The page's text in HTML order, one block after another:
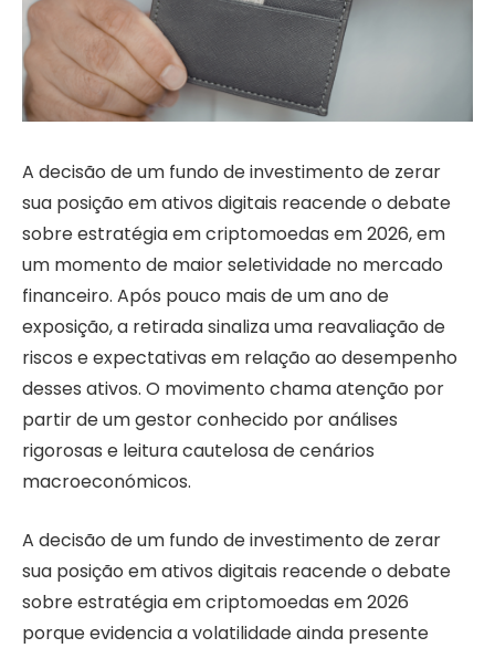
A decisão de um fundo de investimento de zerar
sua posição em ativos digitais reacende o debate
sobre estratégia em criptomoedas em 2026, em
um momento de maior seletividade no mercado
financeiro. Após pouco mais de um ano de
exposição, a retirada sinaliza uma reavaliação de
riscos e expectativas em relação ao desempenho
desses ativos. O movimento chama atenção por
partir de um gestor conhecido por análises
rigorosas e leitura cautelosa de cenários
macroeconómicos.
A decisão de um fundo de investimento de zerar
sua posição em ativos digitais reacende o debate
sobre estratégia em criptomoedas em 2026
porque evidencia a volatilidade ainda presente